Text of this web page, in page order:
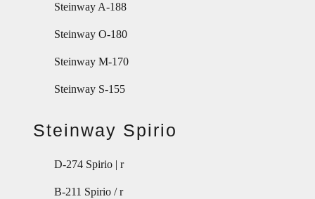
Steinway A-188
Steinway O-180
Steinway M-170
Steinway S-155
Steinway Spirio
D-274 Spirio | r
B-211 Spirio / r